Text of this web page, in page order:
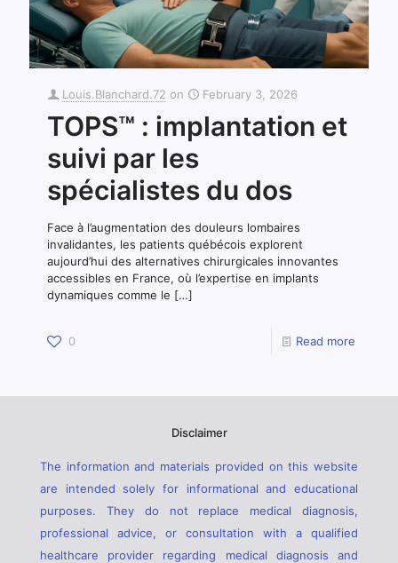
Louis.Blanchard.72 on February 3, 2026
TOPS™ : implantation et
suivi par les
spécialistes du dos
Face à l’augmentation des douleurs lombaires
invalidantes, les patients québécois explorent
aujourd’hui des alternatives chirurgicales innovantes
accessibles en France, où l’expertise en implants
dynamiques comme le […]
0 Read more
Disclaimer
The information and materials provided on this website
are intended solely for informational and educational
purposes. They do not replace medical diagnosis,
professional advice, or consultation with a qualified
healthcare provider regarding medical diagnosis and